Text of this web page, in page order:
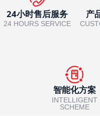
24小时售后服务
24 HOURS SERVICE
产
智能化方案
INTELLIGENT
SCHEME